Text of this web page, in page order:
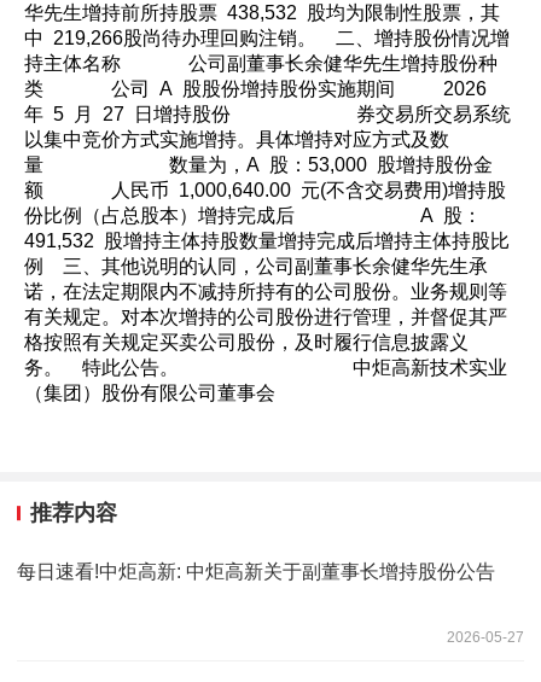
华先生增持前所持股票 438,532 股均为限制性股票，其
中 219,266股尚待办理回购注销。 二、增持股份情况增
持主体名称 公司副董事长余健华先生增持股份种
类 公司 A 股股份增持股份实施期间 2026
年 5 月 27 日增持股份 券交易所交易系统
以集中竞价方式实施增持。具体增持对应方式及数
量 数量为，A 股：53,000 股增持股份金
额 人民币 1,000,640.00 元(不含交易费用)增持股
份比例（占总股本）增持完成后 A 股：
491,532 股增持主体持股数量增持完成后增持主体持股比
例 三、其他说明的认同，公司副董事长余健华先生承
诺，在法定期限内不减持所持有的公司股份。业务规则等
有关规定。对本次增持的公司股份进行管理，并督促其严
格按照有关规定买卖公司股份，及时履行信息披露义
务。 特此公告。 中炬高新技术实业
（集团）股份有限公司董事会
推荐内容
每日速看!中炬高新: 中炬高新关于副董事长增持股份公告
2026-05-27